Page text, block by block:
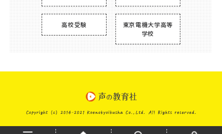
高校受験
東京電機大学高等
学校